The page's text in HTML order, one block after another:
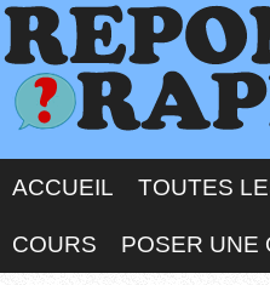
ACCUEIL TOUTES
COURS POSER UNE